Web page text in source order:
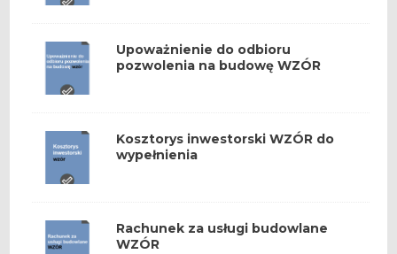
Upoważnienie do odbioru
pozwolenia na budowę WZÓR
Kosztorys inwestorski WZÓR do
wypełnienia
Rachunek za usługi budowlane
WZÓR